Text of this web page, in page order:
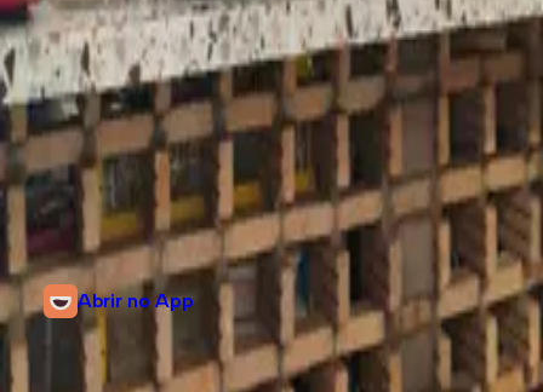
Café fenomental. Comidinhas também. Ambiente um pouco quente
e com dificuldade para estacionamento.
Informações
R. dos Afogados, 204
Centro, São Luís, Maranhão
(98) 9 8191-4754
Abrir no App
Descubra mais cafeterias em São Luís